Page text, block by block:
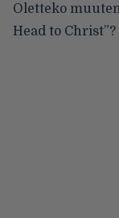
Oletteko
Head to